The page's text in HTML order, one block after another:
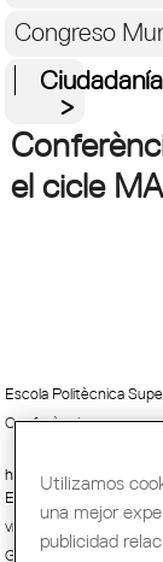
Congreso
Ciudadanía
el cicle
Escola Politècnica
Conferència
http://www.udg.edu/
ES/Default.aspx
Viernes, 2 Octubre, 2015 - 13:00
Girona
Utilizamos
una mejor
publicidad